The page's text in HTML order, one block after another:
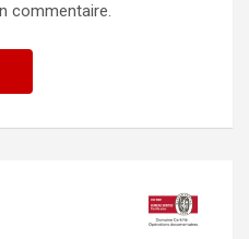
commentaire.